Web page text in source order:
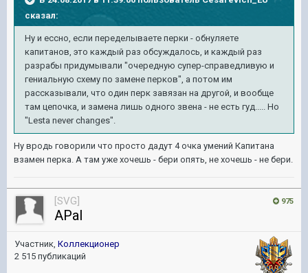
сказал:
Ну и ессно, если переделываете перки - обнуляете
капитанов, это каждый раз обсуждалось, и каждый раз
разрабы придумывали "очередную супер-справедливую и
гениальную схему по замене перков", а потом им
рассказывали, что один перк завязан на другой, и вообще
там цепочка, и замена лишь одного звена - не есть гуд..... Но
"Lesta never changes".
Ну вродь говорили что просто дадут 4 очка умений Капитана
взамен перка. А там уже хочешь - бери опять, не хочешь - не бери.
975
[SVG]
APal
Участник, Коллекционер
2 515 публикаций